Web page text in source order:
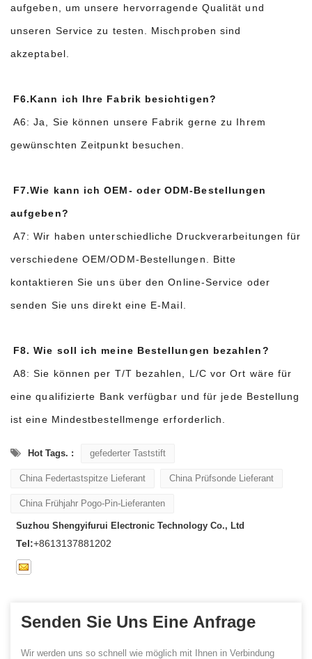
aufgeben, um unsere hervorragende Qualität und
unseren Service zu testen. Mischproben sind
akzeptabel.
F6.Kann ich Ihre Fabrik besichtigen?
A6: Ja, Sie können unsere Fabrik gerne zu Ihrem
gewünschten Zeitpunkt besuchen.
F7.Wie kann ich OEM- oder ODM-Bestellungen
aufgeben?
A7: Wir haben unterschiedliche Druckverarbeitungen für
verschiedene OEM/ODM-Bestellungen. Bitte
kontaktieren Sie uns über den Online-Service oder
senden Sie uns direkt eine E-Mail.
F8. Wie soll ich meine Bestellungen bezahlen?
A8: Sie können per T/T bezahlen, L/C vor Ort wäre für
eine qualifizierte Bank verfügbar und für jede Bestellung
ist eine Mindestbestellmenge erforderlich.
Hot Tags. : gefederter Taststift
China Federtastspitze Lieferant China Prüfsonde Lieferant
China Frühjahr Pogo-Pin-Lieferanten
Suzhou Shengyifurui Electronic Technology Co., Ltd
Tel:+8613137881202
Senden Sie Uns Eine Anfrage
Wir werden uns so schnell wie möglich mit Ihnen in Verbindung